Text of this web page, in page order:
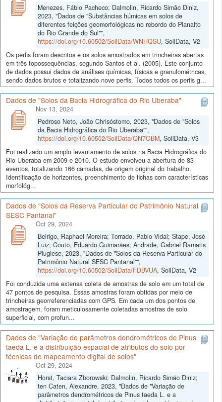
Menezes, Fábio Pacheco; Dalmolin, Ricardo Simão Diniz,
2023, "Dados de "Substâncias húmicas em solos de
diferentes feições geomorfológicas no rebordo do Planalto
do Rio Grande do Sul"",
https://doi.org/10.60502/SoilData/WNHQSU, SoilData, V2
Os perfis foram descritos e os solos amostrados em trincheiras abertas
em três topossequências, segundo Santos et al. (2005). Este conjunto
de dados possui dados de análises químicas, físicas e granulométricas,
sendo dados brutos e totalizando nove perfis. Todos todos os perfis g...
Dados de "Solos da Bacia Hidrográfica do Rio Uberaba"
Nov 13, 2024
Pedroso Neto, João Chrisóstomo, 2023, "Dados de "Solos
da Bacia Hidrográfica do Rio Uberaba"",
https://doi.org/10.60502/SoilData/QN7OBM, SoilData, V3
Foi realizado um amplo levantamento de solos na Bacia Hidrográfica do
Rio Uberaba em 2009 e 2010. O estudo envolveu a abertura de 83
eventos, totalizando 166 camadas, de origem original do trabalho.
Identificação de horizontes, preenchimento de fichas com características
morfológ...
Dados de "Solos da Reserva Particular do Patrimônio Natural
SESC Pantanal"
Oct 29, 2024
Beirigo, Raphael Moreira; Torrado, Pablo Vidal; Stape, José
Luiz; Couto, Eduardo Guimarães; Andrade, Gabriel Ramatis
Plugiese, 2023, "Dados de "Solos da Reserva Particular do
Patrimônio Natural SESC Pantanal"",
https://doi.org/10.60502/SoilData/FDBVUA, SoilData, V2
Foi conduzida uma extensa coleta de amostras de solo em um total de
47 pontos de pesquisa. Essas amostras foram obtidas por meio de
trincheiras georreferenciadas com GPS. Em cada um dos pontos de
amostragem, foram meticulosamente coletadas amostras de solo
superficial, com profun...
Dados de "Variação de parâmetros dendrométricos de Pinus
taeda L. e a distribuição espacial de atributos do solo por
técnicas de mapeamento digital de solos"
Oct 29, 2024
Horst, Taciara Zborowski; Dalmolin, Ricardo Simão Diniz;
ten Caten, Alexandre, 2023, "Dados de "Variação de
parâmetros dendrométricos de Pinus taeda L. e a